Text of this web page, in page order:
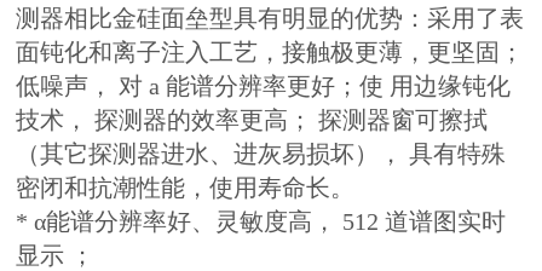
测器相比金硅面垒型具有明显的优势：采用了表
面钝化和离子注入工艺，接触极更薄，更坚固；
低噪声， 对 a 能谱分辨率更好；使 用边缘钝化
技术， 探测器的效率更高； 探测器窗可擦拭
（其它探测器进水、进灰易损坏）， 具有特殊
密闭和抗潮性能，使用寿命长。
* α能谱分辨率好、灵敏度高， 512 道谱图实时
显示 ；